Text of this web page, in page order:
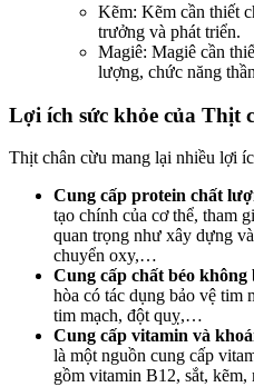
Kẽm: Kẽm cần thiết
trưởng và phát triển.
Magiê: Magiê cần
lượng, chức năng
Lợi ích sức khỏe của Thịt
Thịt chân cừu mang lại nhiều lợi
Cung cấp protein chất
tạo chính của cơ thể, tham
quan trọng như xây dựng
chuyển oxy,…
Cung cấp chất béo không
hòa có tác dụng bảo vệ tim
tim mạch, đột quỵ,…
Cung cấp vitamin và
là một nguồn cung cấp
gồm vitamin B12, sắt,